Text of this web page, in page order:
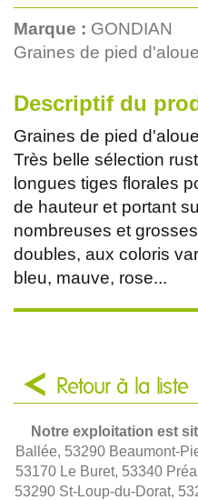
Marque : GONDIAN
Graines de pied
Descriptif du
Graines de pied
Très belle sélection
longues tiges florales
de hauteur et portant
nombreuses et
doubles, aux coloris
bleu, mauve, rose...
Retour à la liste
Notre exploitation est
Ballée, 53290 Beaumont-
53170 Le Buret, 53340
53290 St-Loup-du-Dorat,